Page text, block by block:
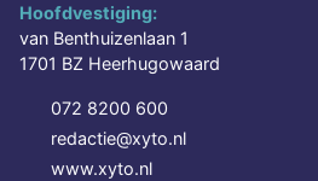
Hoofdvestiging:
van Benthuizenlaan 1
1701 BZ Heerhugowaard
072 8200 600
redactie@xyto.nl
www.xyto.nl